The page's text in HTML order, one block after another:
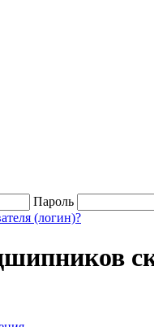
Пароль
(логин)?